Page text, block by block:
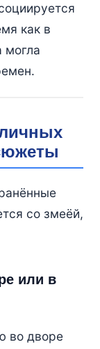
как в
могла
со змеёй,
или в
во дворе